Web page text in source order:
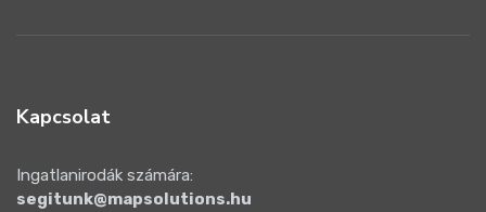
Kapcsolat
Ingatlanirodák számára:
segitunk@mapsolutions.hu